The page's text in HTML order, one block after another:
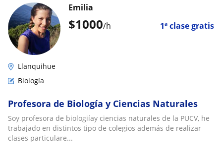
$1000/h 1ª clase gratis
Emilia
Llanquihue
Biología
Profesora de Biología y Ciencias Naturales
Soy profesora de biologiíay ciencias naturales de la PUCV, he
trabajado en distintos tipo de colegios además de realizar
clases particulare...